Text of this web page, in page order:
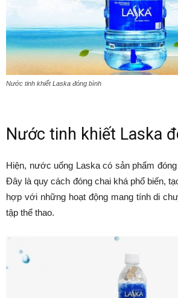
Nước tinh khiết Laska đóng bình
Nước tinh khiết Laska
Hiện, nước uống Laska có sản phẩm
Đây là quy cách đóng chai khá phổ biến,
hợp với những hoạt động mang tính di
tập thể thao.